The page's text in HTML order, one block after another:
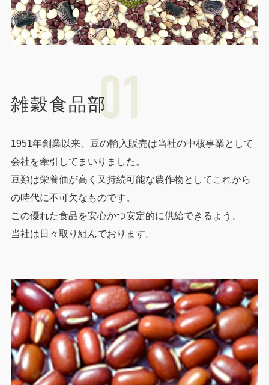
雑穀食品部01
1951年創業以来、豆の輸入販売は当社の中核事業として
会社を牽引してまいりました。
豆類は栄養価が高く又持続可能な農作物としてこれから
の時代に不可欠なものです。
この優れた食品を安心かつ安定的に供給できるよう、
当社は日々取り組んでおります。